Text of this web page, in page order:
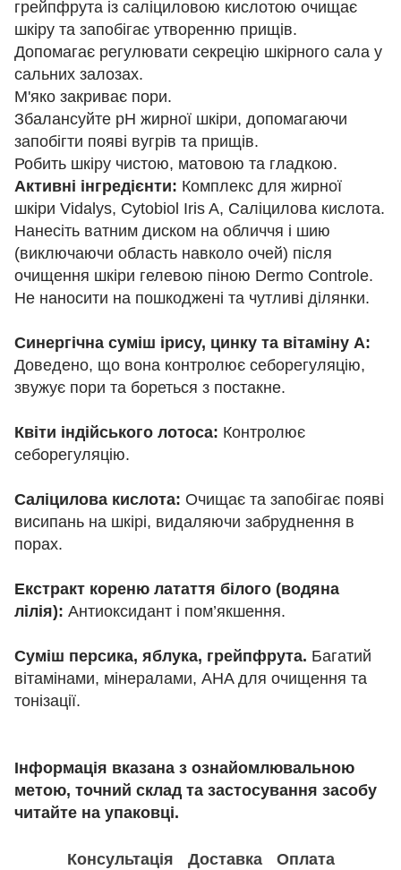
грейпфрута із саліциловою кислотою очищає
шкіру та запобігає утворенню прищів.
Допомагає регулювати секрецію шкірного сала у
сальних залозах.
М'яко закриває пори.
Збалансуйте pH жирної шкіри, допомагаючи
запобігти появі вугрів та прищів.
Робить шкіру чистою, матовою та гладкою.
Активні інгредієнти: Комплекс для жирної
шкіри Vidalys, Cytobiol Iris A, Саліцилова кислота.
Нанесіть ватним диском на обличчя і шию
(виключаючи область навколо очей) після
очищення шкіри гелевою піною Dermo Controle.
Не наносити на пошкоджені та чутливі ділянки.
Синергічна суміш ірису, цинку та вітаміну А:
Доведено, що вона контролює себорегуляцію,
звужує пори та бореться з постакне.
Квіти індійського лотоса: Контролює
себорегуляцію.
Саліцилова кислота: Очищає та запобігає появі
висипань на шкірі, видаляючи забруднення в
порах.
Екстракт кореню латаття білого (водяна
лілія): Антиоксидант і пом’якшення.
Суміш персика, яблука, грейпфрута. Багатий
вітамінами, мінералами, AHA для очищення та
тонізації.
Інформація вказана з ознайомлювальною
метою, точний склад та застосування засобу
читайте на упаковці.
Консультація Доставка Оплата